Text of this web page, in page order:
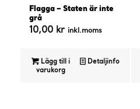
Flagga – Staten är inte
grå
10,00 kr inkl.moms
Lägg till i
varukorg
Detaljinfo